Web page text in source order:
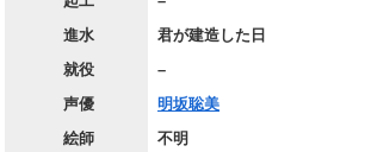
進水
君が建造した日
就役
–
声優
明坂聡美
絵師
不明